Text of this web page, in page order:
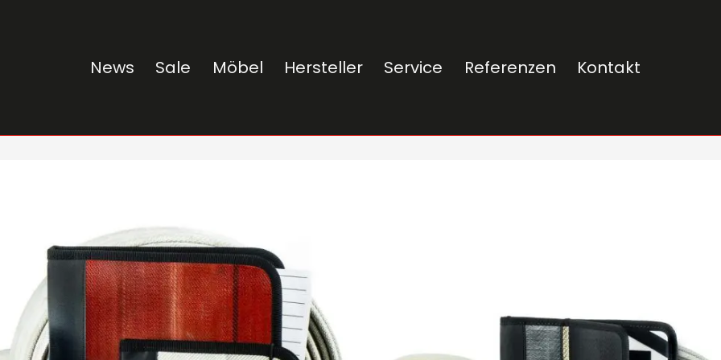
News Sale Möbel Hersteller Service Referenzen Kontakt